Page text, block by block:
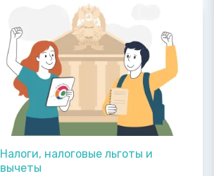
Налоги, налоговые льготы и
вычеты